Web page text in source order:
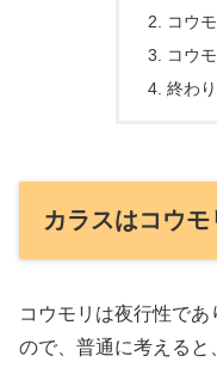
コウ
コウ
終わ
カラスはコウモ
コウモリは夜行性で
ので、普通に考えると